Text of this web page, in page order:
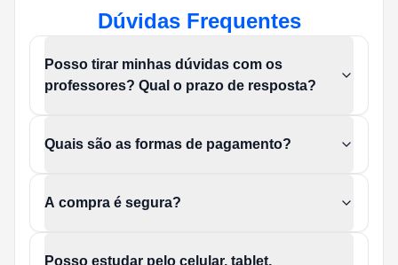
Dúvidas Frequentes
Posso tirar minhas dúvidas com os
professores? Qual o prazo de resposta?
Quais são as formas de pagamento?
A compra é segura?
Posso estudar pelo celular, tablet,